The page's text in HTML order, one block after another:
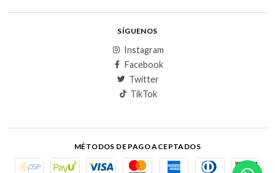
SÍGUENOS
Instagram
Facebook
Twitter
TikTok
MÉTODOS DE PAGO ACEPTADOS